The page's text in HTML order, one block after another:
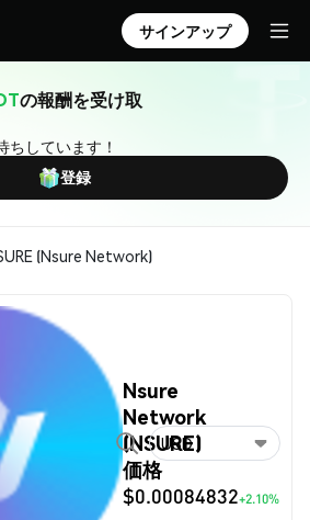
サインアップ
の報酬を受け取
ちしています！
登録
(Nsure Network)
Nsure
Network
(NSURE)
価格
$0.00084832+2.10%
USD